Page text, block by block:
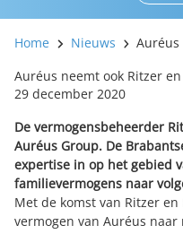
Home Nieuws
Auréus
Auréus neemt ook Ritzer
29 december 2020
De vermogensbeheerder
Auréus Group. De
expertise in op het gebied
familievermogens naar
Met de komst van Ritzer
vermogen van Auréus